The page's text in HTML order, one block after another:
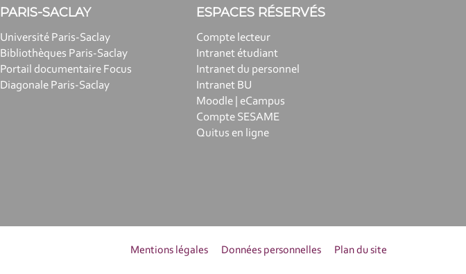
PARIS-SACLAY
Université Paris-Saclay
Bibliothèques Paris-Saclay
Portail documentaire Focus
Diagonale Paris-Saclay
ESPACES RÉSERVÉS
Compte lecteur
Intranet étudiant
Intranet du personnel
Intranet BU
Moodle | eCampus
Compte SESAME
Quitus en ligne
Mentions légales Données personnelles Plan du site